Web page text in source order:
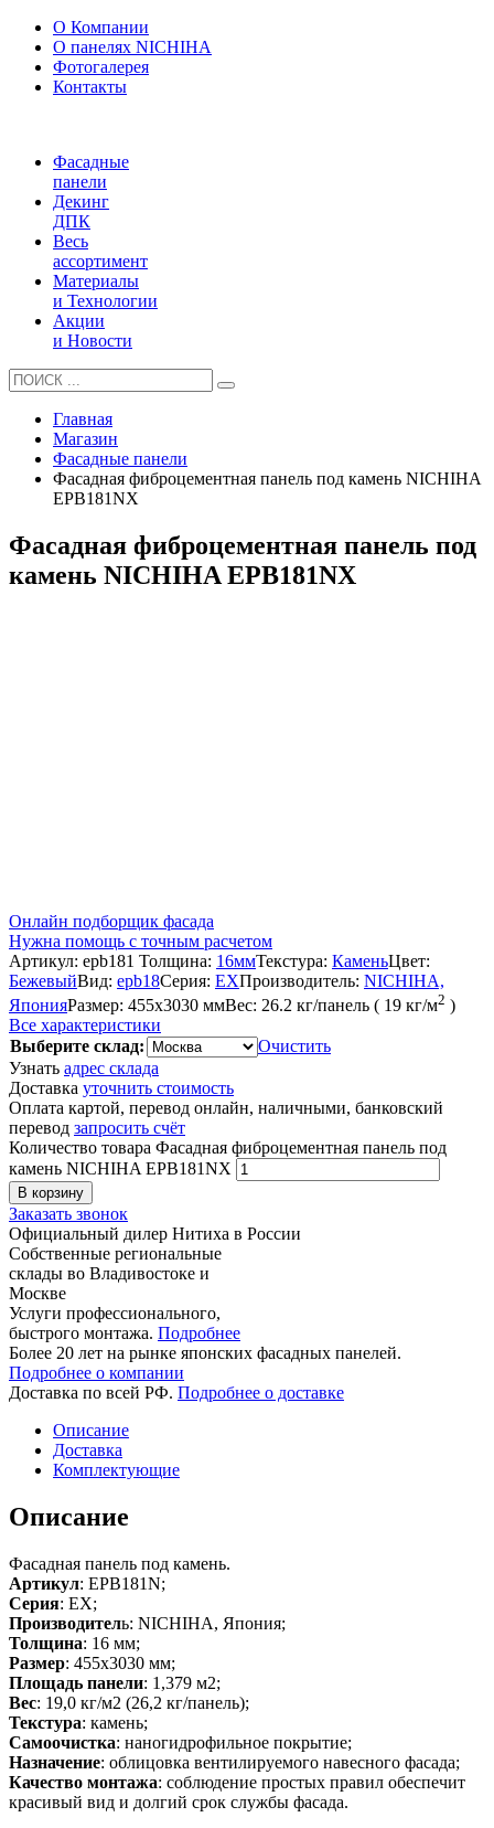
О Компании
О панелях NICHIHA
Фотогалерея
Контакты
Фасадные
панели
Декинг
ДПК
Весь
ассортимент
Материалы
и Технологии
Акции
и Новости
Главная
Магазин
Фасадные панели
Фасадная фиброцементная панель под камень NICHIHA
EPB181NX
Фасадная фиброцементная панель под
камень NICHIHA EPB181NX
Онлайн подборщик фасада
Нужна помощь с точным расчетом
Артикул: epb181 Толщина: 16ммТекстура: КаменьЦвет:
БежевыйВид: epb18Серия: EXПроизводитель: NICHIHA,
ЯпонияРазмер: 455x3030 ммВес: 26.2 кг/панель ( 19 кг/м2 )
Все характеристики
Выберите склад:
Очистить
Узнать адрес склада
Доставка уточнить стоимость
Оплата картой, перевод онлайн, наличными, банковский
перевод запросить счёт
Количество товара Фасадная фиброцементная панель под
камень NICHIHA EPB181NX
В корзину
Заказать звонок
Официальный дилер Нитиха в России
Собственные региональные
склады во Владивостоке и
Москве
Услуги профессионального,
быстрого монтажа. Подробнее
Более 20 лет на рынке японских фасадных панелей.
Подробнее о компании
Доставка по всей РФ. Подробнее о доставке
Описание
Доставка
Комплектующие
Описание
Фасадная панель под камень.
Артикул: EPB181N;
Серия: EX;
Производитель: NICHIHA, Япония;
Толщина: 16 мм;
Размер: 455х3030 мм;
Площадь панели: 1,379 м2;
Вес: 19,0 кг/м2 (26,2 кг/панель);
Текстура: камень;
Самоочистка: наногидрофильное покрытие;
Назначение: облицовка вентилируемого навесного фасада;
Качество монтажа: соблюдение простых правил обеспечит
красивый вид и долгий срок службы фасада.